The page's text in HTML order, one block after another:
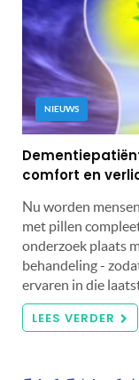
NIEUWS
comfort en
Nu worden
met pillen
onderzoek plaats
behandeling -
ervaren in die
LEES VERDER